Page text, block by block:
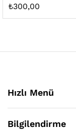
₺300,00
Hızlı Menü
Bilgilendirme